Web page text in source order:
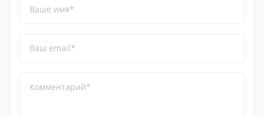
Ваше имя*
Ваш email*
Комментарий*